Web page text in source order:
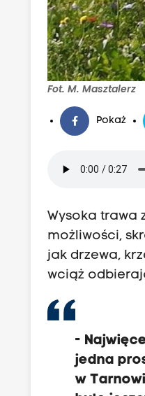
Fot. M. Masztalerz
Pokaż
Wysoka trawa
możliwości,
jak drzewa,
wciąż
-
jedna
w